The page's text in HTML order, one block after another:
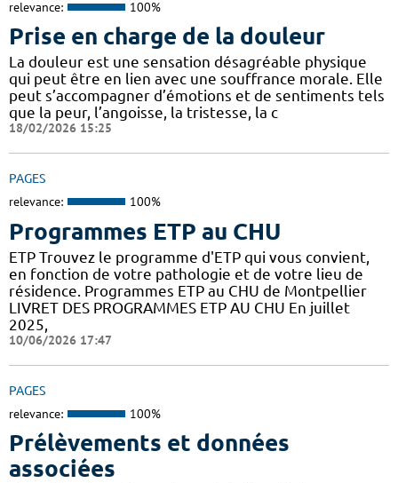
relevance: 100%
Prise en charge de la douleur
La douleur est une sensation désagréable physique
qui peut être en lien avec une souffrance morale. Elle
peut s’accompagner d’émotions et de sentiments tels
que la peur, l’angoisse, la tristesse, la c
18/02/2026 15:25
PAGES
relevance: 100%
Programmes ETP au CHU
ETP Trouvez le programme d'ETP qui vous convient,
en fonction de votre pathologie et de votre lieu de
résidence. Programmes ETP au CHU de Montpellier
LIVRET DES PROGRAMMES ETP AU CHU En juillet
2025,
10/06/2026 17:47
PAGES
relevance: 100%
Prélèvements et données
associées